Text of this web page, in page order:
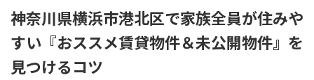
神奈川県横浜市港北区で家族全員が住みや
すい『おススメ賃貸物件＆未公開物件』を
見つけるコツ